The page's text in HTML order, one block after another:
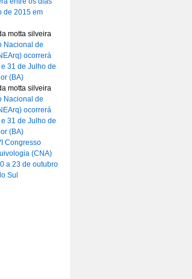
de 2015 em
motta silveira
Nacional de
ocorrerá
31 de Julho de
(BA)
motta silveira
Nacional de
ocorrerá
31 de Julho de
(BA)
Congresso
(CNA)
a 23 de outubro
Sul